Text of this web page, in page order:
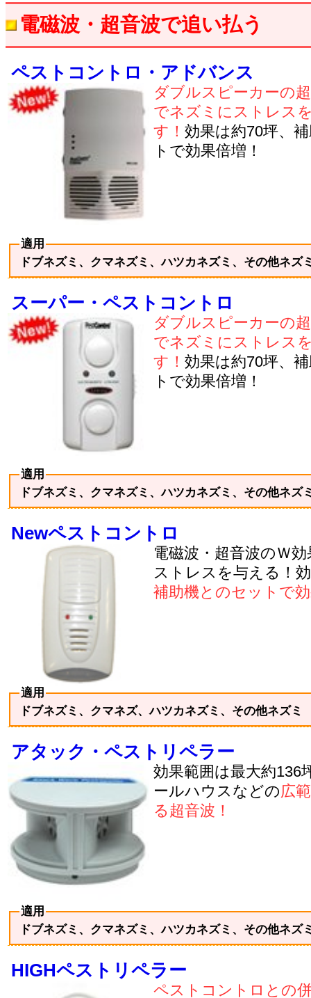
電磁波・超音波で追い払う
ペストコントロ・アドバンス
ダブルスピーカーの
でネズミにストレス
す！効果は約70坪、
トで効果倍増！
適用
ドブネズミ、クマネズミ、ハツカネズミ、その他ネズ
スーパー・ペストコントロ
ダブルスピーカーの
でネズミにストレス
す！効果は約70坪、
トで効果倍増！
適用
ドブネズミ、クマネズミ、ハツカネズミ、その他ネズ
Newペストコントロ
電磁波・超音波のＷ
ストレスを与える！
補助機とのセットで
適用
ドブネズミ、クマネズ、ハツカネズミ、その他ネズミ
アタック・ペストリペラー
効果範囲は最大約136
ールハウスなどの広
る超音波！
適用
ドブネズミ、クマネズミ、ハツカネズミ、その他ネズ
HIGHペストリペラー
ペストコントロとの